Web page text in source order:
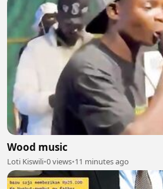
Wood music
Loti Kiswili•0 views•11 minutes ago